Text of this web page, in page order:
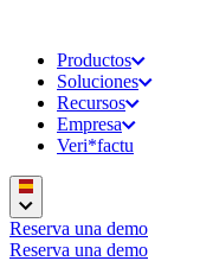
Productos
Soluciones
Recursos
Empresa
Veri*factu
Reserva una demo
Reserva una demo